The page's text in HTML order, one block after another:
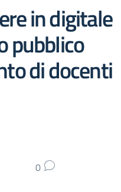
in digitale
pubblico
di docenti
0